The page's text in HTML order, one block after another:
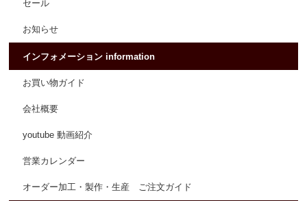
セール
お知らせ
インフォメーション information
お買い物ガイド
会社概要
youtube 動画紹介
営業カレンダー
オーダー加工・製作・生産 ご注文ガイド